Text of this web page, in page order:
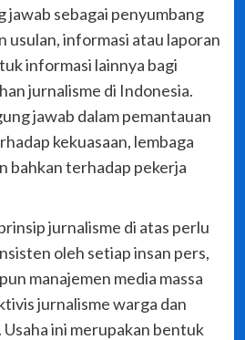
jawab sebagai penyumbang
usulan, informasi atau laporan
informasi lainnya bagi
jurnalisme di Indonesia.
jawab dalam pemantauan
kekuasaan, lembaga
bahkan terhadap pekerja
jurnalisme di atas perlu
oleh setiap insan pers,
manajemen media massa
jurnalisme warga dan
ini merupakan bentuk